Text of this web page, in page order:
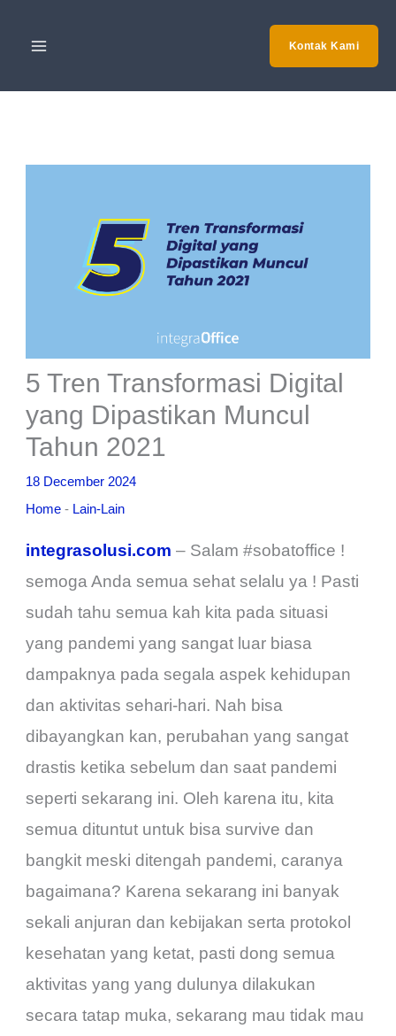
Kontak Kami
5 Tren Transformasi Digital
yang Dipastikan Muncul
Tahun 2021
18 December 2024
Home - Lain-Lain
integrasolusi.com – Salam #sobatoffice !
semoga Anda semua sehat selalu ya ! Pasti
sudah tahu semua kah kita pada situasi
yang pandemi yang sangat luar biasa
dampaknya pada segala aspek kehidupan
dan aktivitas sehari-hari. Nah bisa
dibayangkan kan, perubahan yang sangat
drastis ketika sebelum dan saat pandemi
seperti sekarang ini. Oleh karena itu, kita
semua dituntut untuk bisa survive dan
bangkit meski ditengah pandemi, caranya
bagaimana? Karena sekarang ini banyak
sekali anjuran dan kebijakan serta protokol
kesehatan yang ketat, pasti dong semua
aktivitas yang yang dulunya dilakukan
secara tatap muka, sekarang mau tidak mau